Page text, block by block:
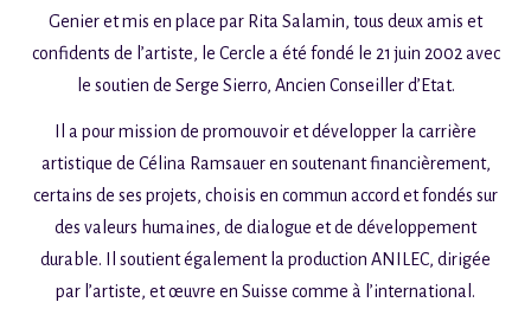
Genier et mis en place par Rita Salamin, tous deux amis et
confidents de l’artiste, le Cercle a été fondé le 21 juin 2002 avec
le soutien de Serge Sierro, Ancien Conseiller d’Etat.
Il a pour mission de promouvoir et développer la carrière
artistique de Célina Ramsauer en soutenant financièrement,
certains de ses projets, choisis en commun accord et fondés sur
des valeurs humaines, de dialogue et de développement
durable. Il soutient également la production ANILEC, dirigée
par l’artiste, et œuvre en Suisse comme à l’international.